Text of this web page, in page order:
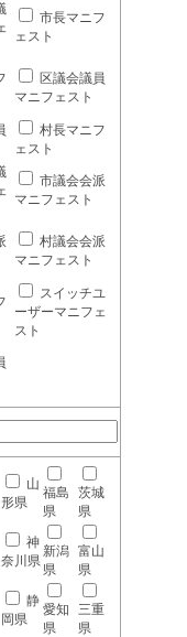
市長マニフ
ェスト
区議会議員
マニフェスト
村長マニフ
ェスト
市議会会派
マニフェスト
村議会会派
マニフェスト
スイッチユ
ーザーマニフェ
スト
山
形県
福島
県
茨城
県
神
奈川県
新潟
県
富山
県
静
岡県
愛知
県
三重
県